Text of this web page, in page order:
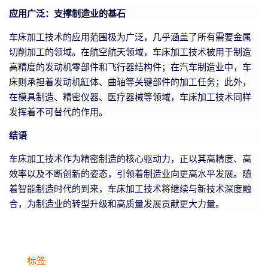
应用广泛：支撑制造业的基石
车床加工技术的应用范围极为广泛，几乎涵盖了所有需要金属
切削加工的领域。在航空航天领域，车床加工技术被用于制造
高精度的发动机零部件和飞行器结构件；在汽车制造业中，车
床则承担着发动机缸体、曲轴等关键部件的加工任务；此外，
在模具制造、精密仪器、医疗器械等领域，车床加工技术同样
发挥着不可替代的作用。
结语
车床加工技术作为精密制造的核心驱动力，正以其高精度、高
效率以及不断创新的姿态，引领着制造业向更高水平发展。随
着智能制造时代的到来，车床加工技术将继续与新技术深度融
合，为制造业的转型升级和高质量发展贡献更大力量。
标签